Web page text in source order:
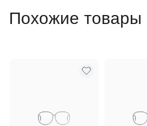
Похожие товары